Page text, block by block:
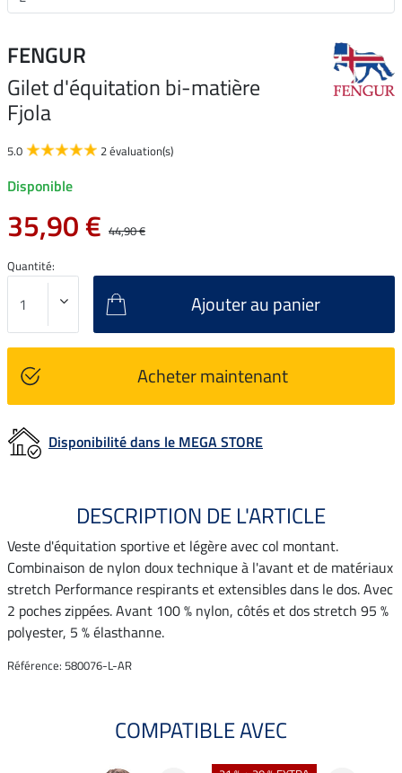
FENGUR
Gilet d'équitation bi-matière
Fjola
5.0 2 évaluation(s)
Disponible
35,90 € 44,90 €
Quantité:
Ajouter au panier
Acheter maintenant
Disponibilité dans le MEGA STORE
DESCRIPTION DE L'ARTICLE
Veste d'équitation sportive et légère avec col montant.
Combinaison de nylon doux technique à l'avant et de matériaux
stretch Performance respirants et extensibles dans le dos. Avec
2 poches zippées. Avant 100 % nylon, côtés et dos stretch 95 %
polyester, 5 % élasthanne.
Référence: 580076-L-AR
COMPATIBLE AVEC